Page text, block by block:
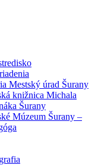
Mestský úrad Šurany
knižnica Michala
Šurany
Múzeum Šurany –